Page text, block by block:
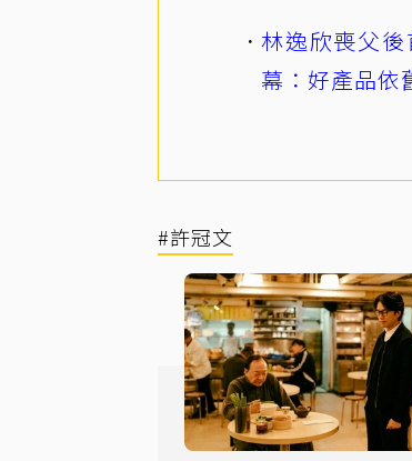
林逸欣喪父
幕：好產品依
#許冠文